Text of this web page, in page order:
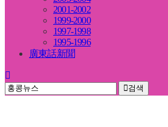
2001-2002
1999-2000
1997-1998
1995-1996
廣東話新聞
검색